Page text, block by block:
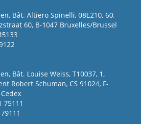
Bât. Altiero Spinelli, 08E210, 60,
60, B-1047 Bruxelles/Brussel
Bât. Louise Weiss, T10037, 1,
Robert Schuman, CS 91024, F-
75111